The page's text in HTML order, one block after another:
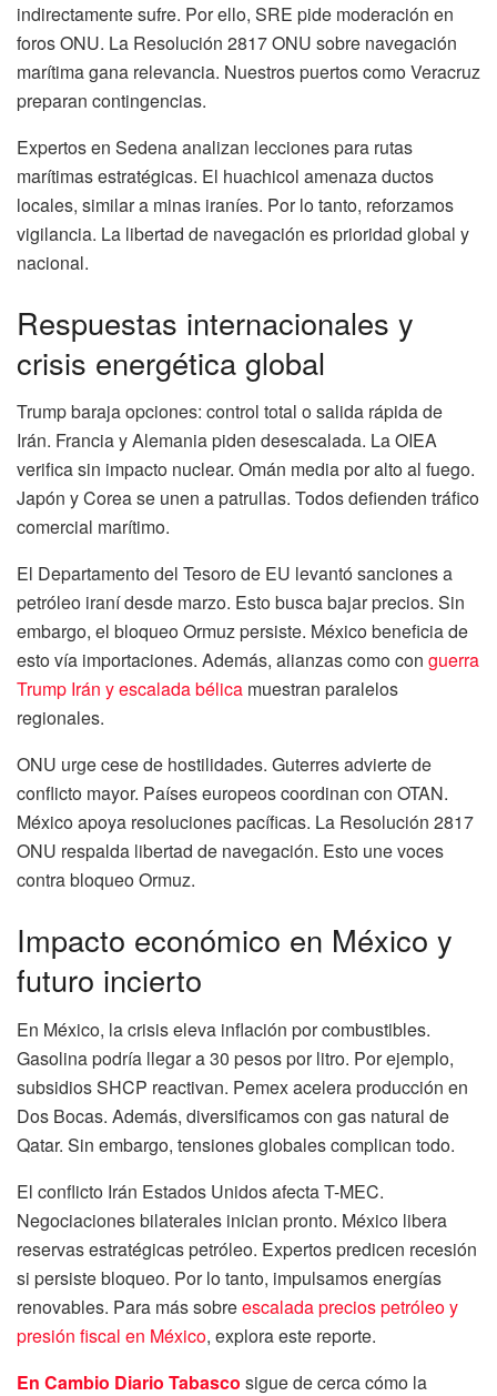
indirectamente sufre. Por ello, SRE pide moderación en
foros ONU. La Resolución 2817 ONU sobre navegación
marítima gana relevancia. Nuestros puertos como Veracruz
preparan contingencias.
Expertos en Sedena analizan lecciones para rutas
marítimas estratégicas. El huachicol amenaza ductos
locales, similar a minas iraníes. Por lo tanto, reforzamos
vigilancia. La libertad de navegación es prioridad global y
nacional.
Respuestas internacionales y
crisis energética global
Trump baraja opciones: control total o salida rápida de
Irán. Francia y Alemania piden desescalada. La OIEA
verifica sin impacto nuclear. Omán media por alto al fuego.
Japón y Corea se unen a patrullas. Todos defienden tráfico
comercial marítimo.
El Departamento del Tesoro de EU levantó sanciones a
petróleo iraní desde marzo. Esto busca bajar precios. Sin
embargo, el bloqueo Ormuz persiste. México beneficia de
esto vía importaciones. Además, alianzas como con guerra
Trump Irán y escalada bélica muestran paralelos
regionales.
ONU urge cese de hostilidades. Guterres advierte de
conflicto mayor. Países europeos coordinan con OTAN.
México apoya resoluciones pacíficas. La Resolución 2817
ONU respalda libertad de navegación. Esto une voces
contra bloqueo Ormuz.
Impacto económico en México y
futuro incierto
En México, la crisis eleva inflación por combustibles.
Gasolina podría llegar a 30 pesos por litro. Por ejemplo,
subsidios SHCP reactivan. Pemex acelera producción en
Dos Bocas. Además, diversificamos con gas natural de
Qatar. Sin embargo, tensiones globales complican todo.
El conflicto Irán Estados Unidos afecta T-MEC.
Negociaciones bilaterales inician pronto. México libera
reservas estratégicas petróleo. Expertos predicen recesión
si persiste bloqueo. Por lo tanto, impulsamos energías
renovables. Para más sobreescalada precios petróleo y
presión fiscal en México, explora este reporte.
En Cambio Diario Tabasco sigue de cerca cómo la